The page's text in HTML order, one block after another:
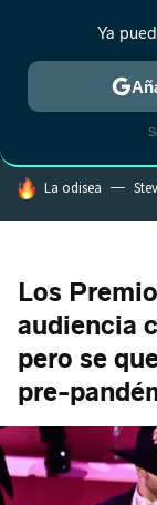
MENÚ
HOY SE HABLA DE
La odisea
Los
audiencia
pero se
pre-
Ya